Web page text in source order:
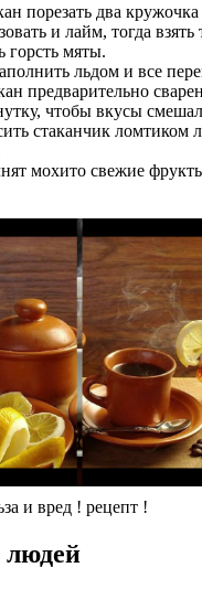
порезать два
и лайм, тогда
горсть мяты.
льдом и все
предварительно
чтобы вкусы
стаканчик ломтиком
мохито свежие
и вред ! рецепт !